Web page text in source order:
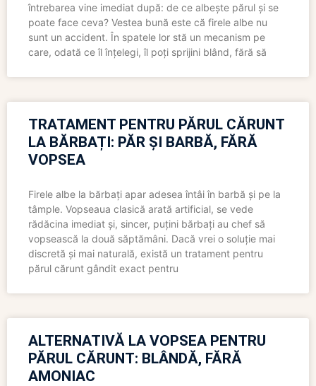
întrebarea vine imediat după: de ce albește părul și se
poate face ceva? Vestea bună este că firele albe nu
sunt un accident. În spatele lor stă un mecanism pe
care, odată ce îl înțelegi, îl poți sprijini blând, fără să
TRATAMENT PENTRU PĂRUL CĂRUNT
LA BĂRBAȚI: PĂR ȘI BARBĂ, FĂRĂ
VOPSEA
Firele albe la bărbați apar adesea întâi în barbă și pe la
tâmple. Vopseaua clasică arată artificial, se vede
rădăcina imediat și, sincer, puțini bărbați au chef să
vopsească la două săptămâni. Dacă vrei o soluție mai
discretă și mai naturală, există un tratament pentru
părul cărunt gândit exact pentru
ALTERNATIVĂ LA VOPSEA PENTRU
PĂRUL CĂRUNT: BLÂNDĂ, FĂRĂ
AMONIAC